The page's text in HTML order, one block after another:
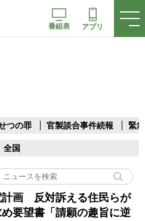
番組表 アプリ
つの罪 官製談合事件続報 緊
全国
計画 反対訴える住民らが
要望書「請願の趣旨に逆